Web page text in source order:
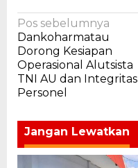
Navigasi
pos
Pos sebelumnya
Dankoharmatau
Dorong Kesiapan
Operasional Alutsista
TNI AU dan Integritas
Personel
Jangan Lewatkan